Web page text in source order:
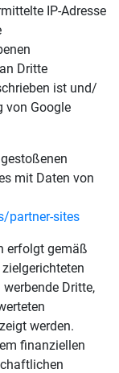
IP-Adresse
Dritte
ist und/
von Google
mit Daten von
partner-sites
erfolgt gemäß
Dritte,
werden.
finanziellen